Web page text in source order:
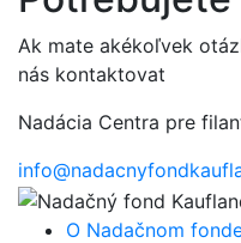
Ak mate akékoľvek
nás kontaktovat
Nadácia Centra pre
O Nadačnom